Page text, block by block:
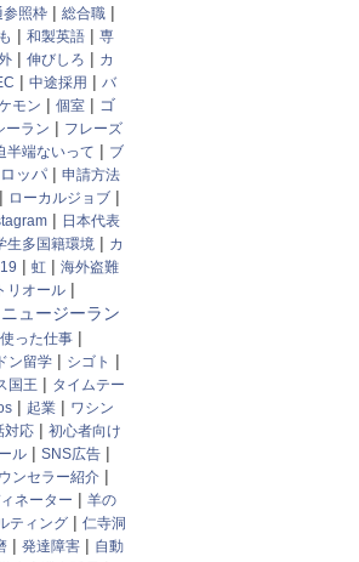
参照枠 | 総合職 |
| 和製英語 | 専
| 伸びしろ | カ
| 中途採用 | バ
モン | 個室 | ゴ
ーラン | フレーズ
半端ないって | ブ
ッパ | 申請方法
| ローカルジョブ |
| 日本代表
生多国籍環境 | カ
| 虹 | 海外盗難
リオール |
ニュージーラン
った仕事 |
ン留学 | シゴト |
国王 | タイムテー
| 起業 | ワシン
対応 | 初心者向け
ル | SNS広告 |
ンセラー紹介 |
ネーター | 羊の
ティング | 仁寺洞
| 発達障害 | 自動